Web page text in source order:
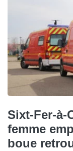
Sixt-Fer-à-
femme
boue